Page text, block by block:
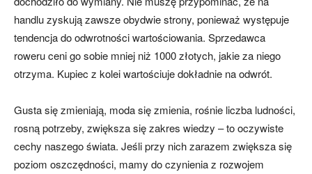
handlu zyskują zawsze obydwie strony, ponieważ występuje
tendencja do odwrotności wartościowania. Sprzedawca
roweru ceni go sobie mniej niż 1000 złotych, jakie za niego
otrzyma. Kupiec z kolei wartościuje dokładnie na odwrót.
Gusta się zmieniają, moda się zmienia, rośnie liczba ludności,
rosną potrzeby, zwiększa się zakres wiedzy – to oczywiste
cechy naszego świata. Jeśli przy nich zarazem zwiększa się
poziom oszczędności, mamy do czynienia z rozwojem